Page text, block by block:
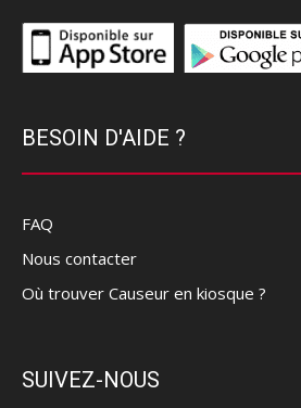
BESOIN D'AIDE ?
FAQ
Nous contacter
Où trouver Causeur en kiosque ?
SUIVEZ-NOUS